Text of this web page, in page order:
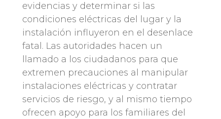
evidencias y determinar si las
condiciones eléctricas del lugar y la
instalación influyeron en el desenlace
fatal. Las autoridades hacen un
llamado a los ciudadanos para que
extremen precauciones al manipular
instalaciones eléctricas y contratar
servicios de riesgo, y al mismo tiempo
ofrecen apoyo para los familiares del